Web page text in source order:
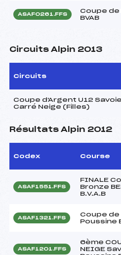
ASAF0261.FFS
Coupe de
BVAB
Circuits Alpin 2013
Circuits
Coupe d'Argent U12
Carré Neige (Filles)
Résultats Alpin 2012
Codex Course
ASAF1551.FFS
FINALE
Bronze
B.V.A.B
ASAF1321.FFS
Coupe de
Poussine
ASAF1201.FFS
6ème
NEIGE